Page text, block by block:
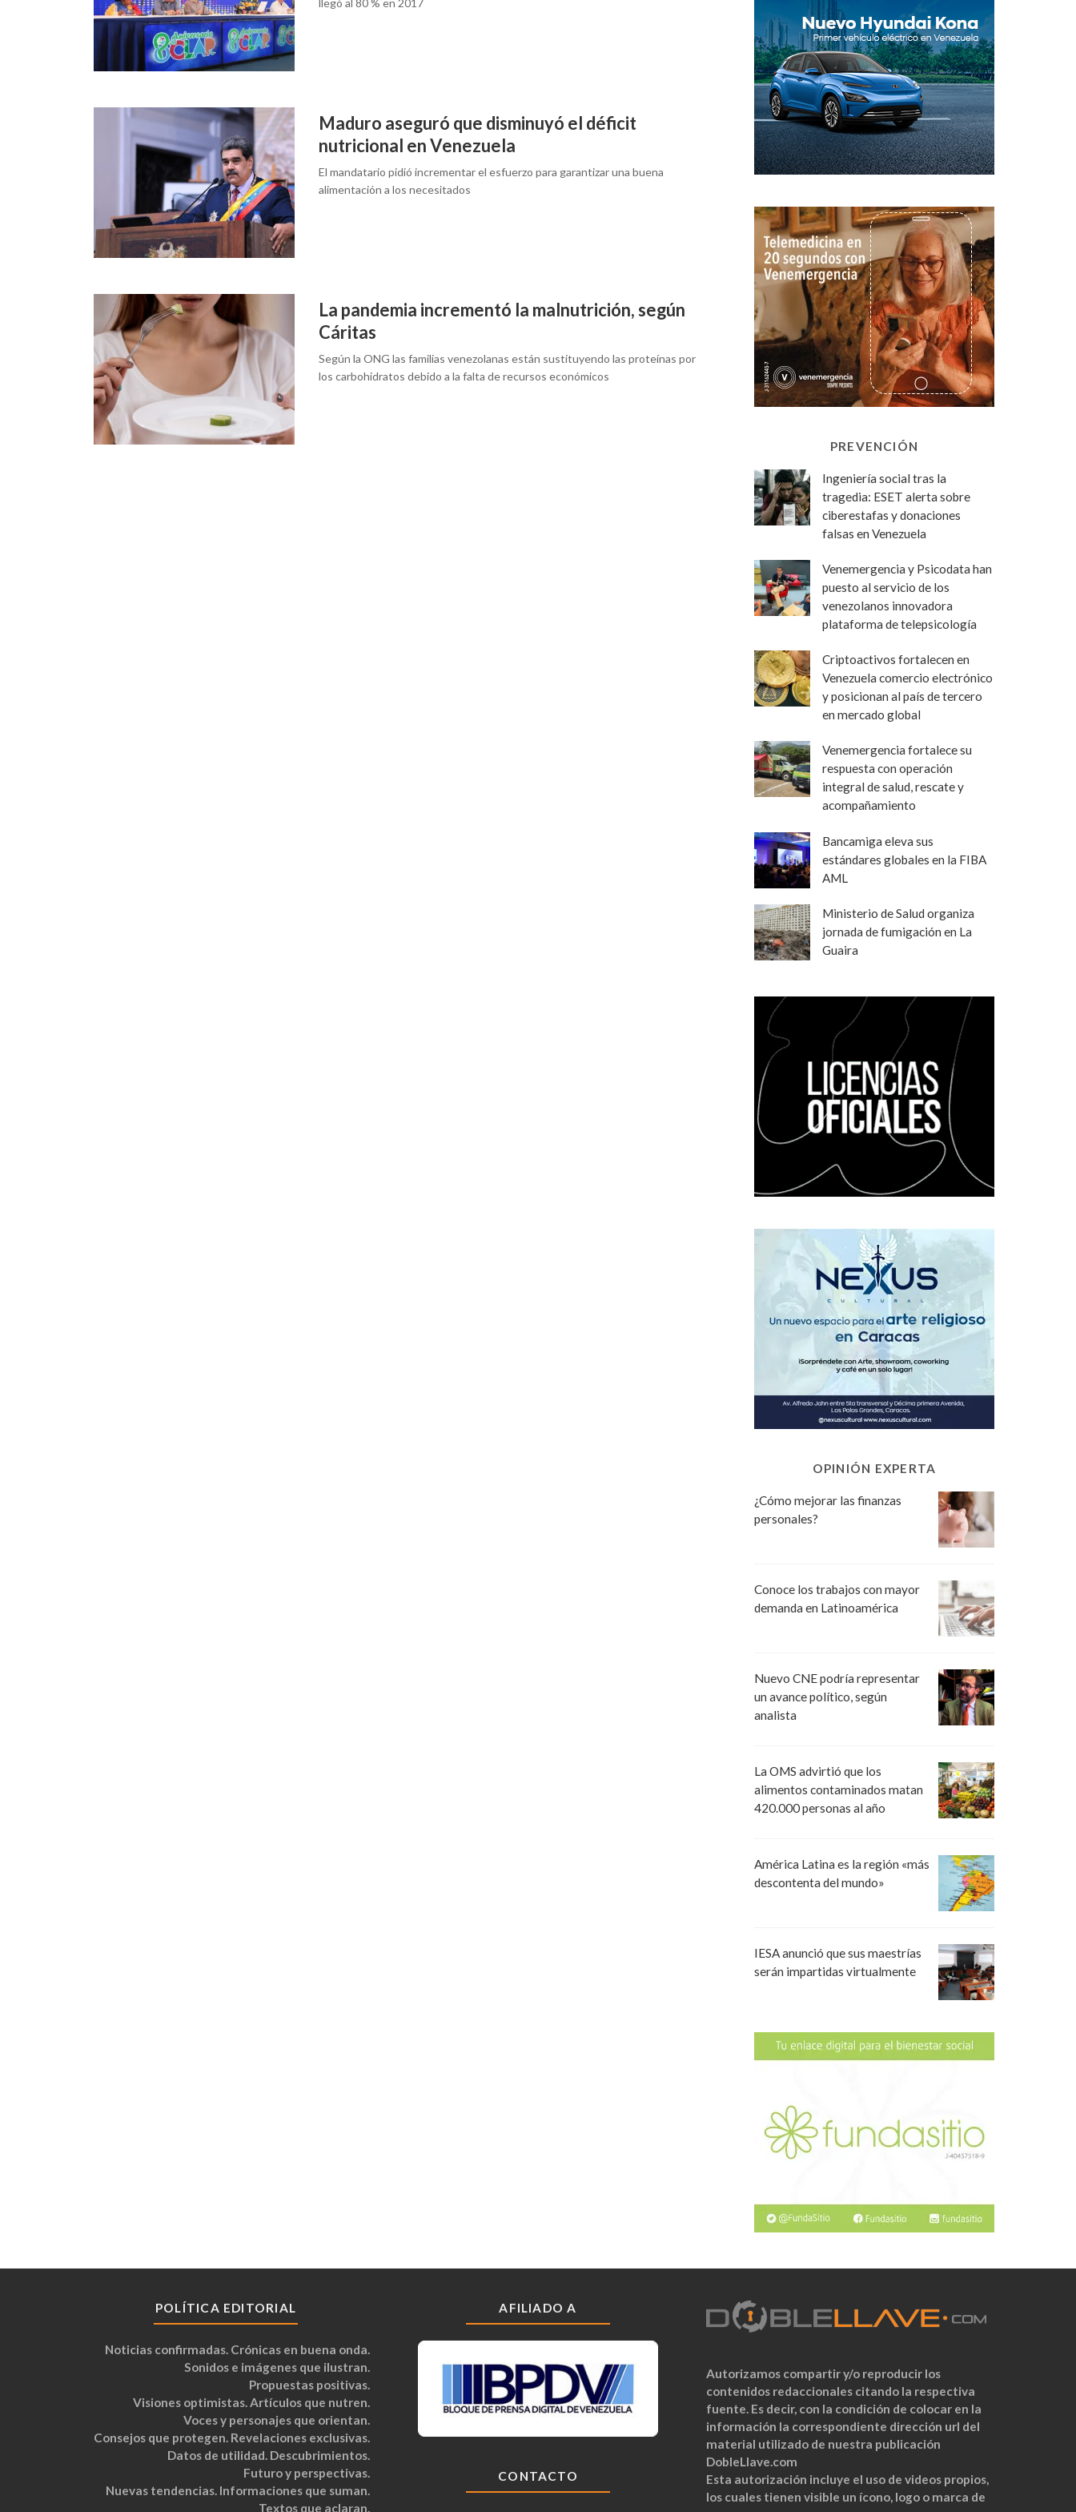
llegó al 80 % en 2017
Maduro aseguró que disminuyó el déficit
nutricional en Venezuela
El mandatario pidió incrementar el esfuerzo para garantizar una buena
alimentación a los necesitados
La pandemia incrementó la malnutrición, según
Cáritas
Según la ONG las familias venezolanas están sustituyendo las proteínas por
los carbohidratos debido a la falta de recursos económicos
PREVENCIÓN
Ingeniería social tras la
tragedia: ESET alerta sobre
ciberestafas y donaciones
falsas en Venezuela
Venemergencia y Psicodata han
puesto al servicio de los
venezolanos innovadora
plataforma de telepsicología
Criptoactivos fortalecen en
Venezuela comercio electrónico
y posicionan al país de tercero
en mercado global
Venemergencia fortalece su
respuesta con operación
integral de salud, rescate y
acompañamiento
Bancamiga eleva sus
estándares globales en la FIBA
AML
Ministerio de Salud organiza
jornada de fumigación en La
Guaira
OPINIÓN EXPERTA
¿Cómo mejorar las finanzas
personales?
Conoce los trabajos con mayor
demanda en Latinoamérica
Nuevo CNE podría representar
un avance político, según
analista
La OMS advirtió que los
alimentos contaminados matan
420.000 personas al año
América Latina es la región «más
descontenta del mundo»
IESA anunció que sus maestrías
serán impartidas virtualmente
POLÍTICA EDITORIAL
Noticias confirmadas. Crónicas en buena onda.
Sonidos e imágenes que ilustran.
Propuestas positivas.
Visiones optimistas. Artículos que nutren.
Voces y personajes que orientan.
Consejos que protegen. Revelaciones exclusivas.
Datos de utilidad. Descubrimientos.
Futuro y perspectivas.
Nuevas tendencias. Informaciones que suman.
Textos que aclaran.
AFILIADO A
CONTACTO
Autorizamos compartir y/o reproducir los
contenidos redaccionales citando la respectiva
fuente. Es decir, con la condición de colocar en la
información la correspondiente dirección url del
material utilizado de nuestra publicación
DobleLlave.com
Esta autorización incluye el uso de videos propios,
los cuales tienen visible un ícono, logo o marca de